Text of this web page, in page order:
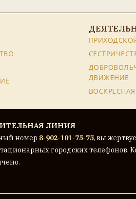
ДВИЖЕНИЕ
ЛИНИЯ
номер 8-902-101-75-75, вы
городских телефонов.